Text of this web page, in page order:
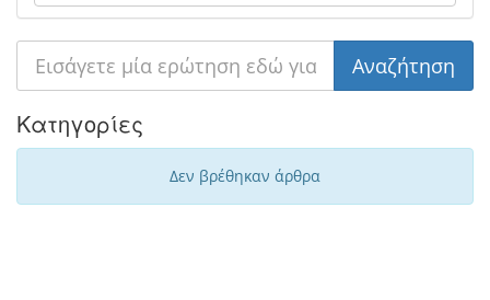
Κατηγορίες
Δεν βρέθηκαν άρθρα